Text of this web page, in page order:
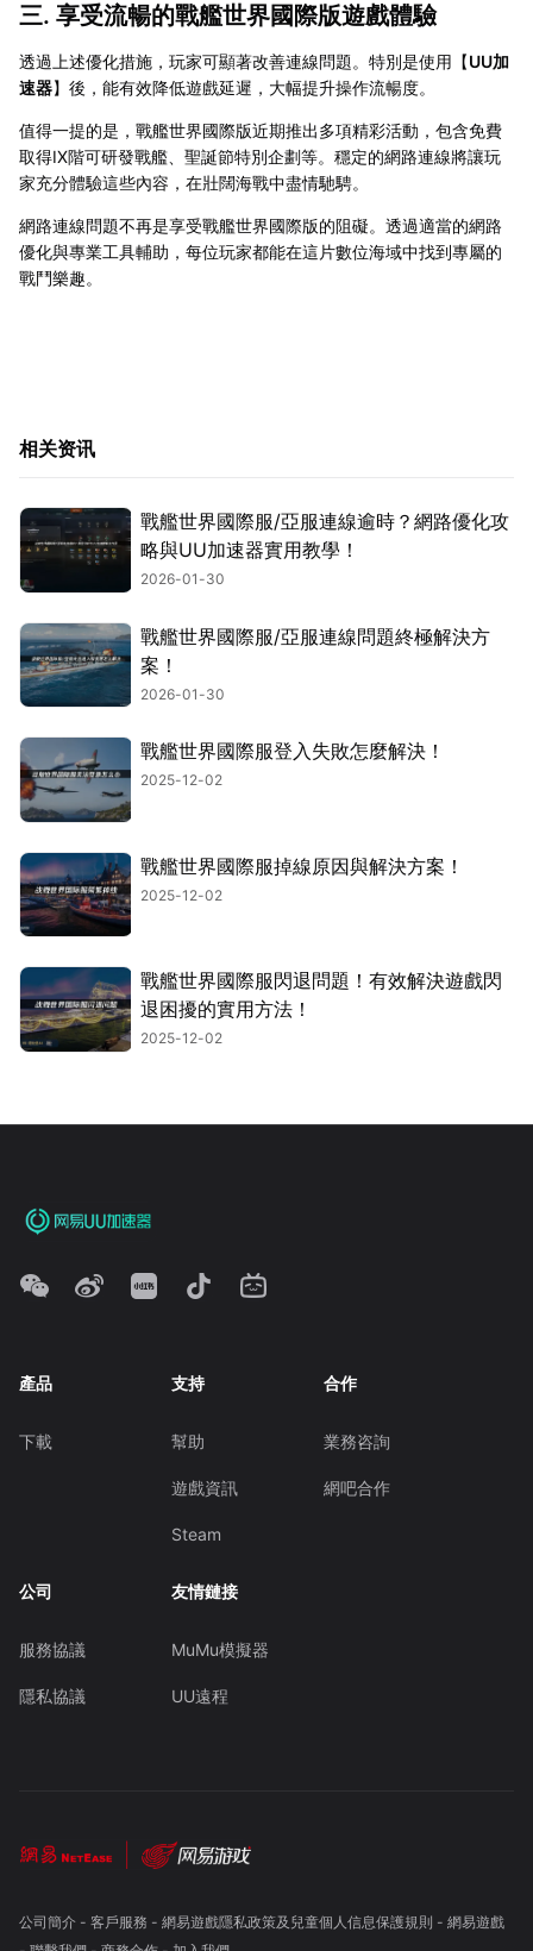
三. 享受流暢的戰艦世界國際版遊戲體驗
透過上述優化措施，玩家可顯著改善連線問題。特別是使用【UU加
速器】後，能有效降低遊戲延遲，大幅提升操作流暢度。
值得一提的是，戰艦世界國際版近期推出多項精彩活動，包含免費
取得IX階可研發戰艦、聖誕節特別企劃等。穩定的網路連線將讓玩
家充分體驗這些內容，在壯闊海戰中盡情馳騁。
網路連線問題不再是享受戰艦世界國際版的阻礙。透過適當的網路
優化與專業工具輔助，每位玩家都能在這片數位海域中找到專屬的
戰鬥樂趣。
相关资讯
戰艦世界國際服/亞服連線逾時？網路優化攻
略與UU加速器實用教學！
2026-01-30
戰艦世界國際服/亞服連線問題終極解決方
案！
2026-01-30
戰艦世界國際服登入失敗怎麼解決！
2025-12-02
戰艦世界國際服掉線原因與解決方案！
2025-12-02
戰艦世界國際服閃退問題！有效解決遊戲閃
退困擾的實用方法！
2025-12-02
產品
下載
支持
幫助
遊戲資訊
Steam
合作
業務咨詢
網吧合作
公司
服務協議
隱私協議
友情鏈接
MuMu模擬器
UU遠程
公司簡介- 客戶服務 - 網易遊戲隱私政策及兒童個人信息保護規則 - 網易遊戲